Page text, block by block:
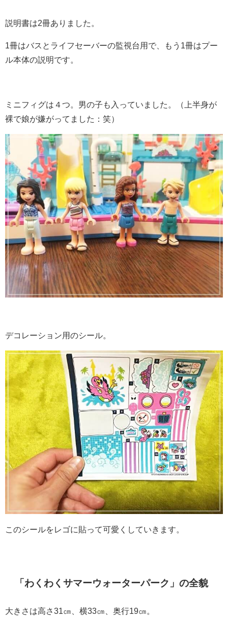
説明書は2冊ありました。
1冊はバスとライフセーバーの監視台用で、もう1冊はプー
ル本体の説明です。
ミニフィグは４つ。男の子も入っていました。（上半身が
裸で娘が嫌がってました：笑）
デコレーション用のシール。
このシールをレゴに貼って可愛くしていきます。
「わくわくサマーウォーターパーク」の全貌
大きさは高さ31㎝、横33㎝、奥行19㎝。